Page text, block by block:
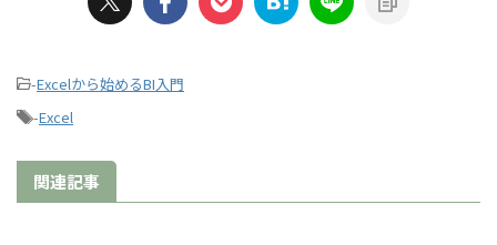
-Excelから始めるBI入門
-Excel
関連記事